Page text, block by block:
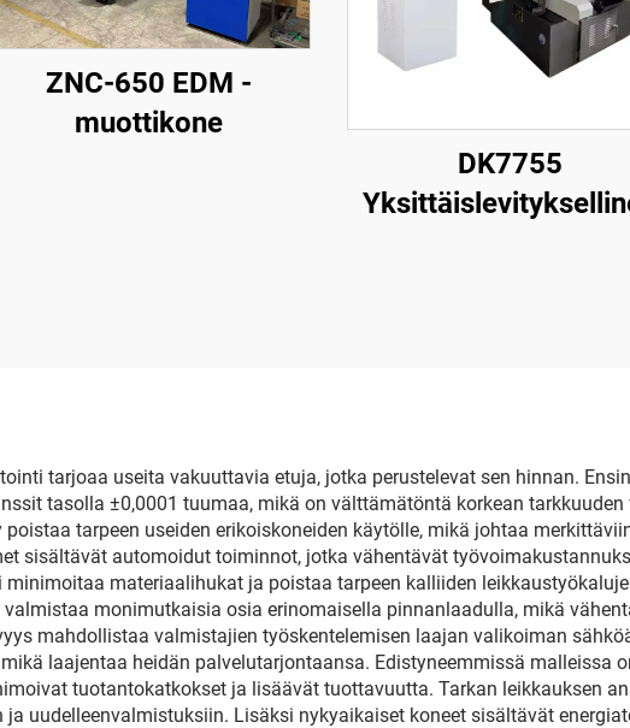
ZNC-650 EDM -
muottikone
DK7755
tarjoaa useita vakuuttavia etuja, jotka perustelevat sen hinnan.
tasolla ±0,0001 tuumaa, mikä on välttämätöntä korkean
tarpeen useiden erikoiskoneiden käytölle, mikä johtaa
sisältävät automoidut toiminnot, jotka vähentävät
materiaalihukat ja poistaa tarpeen kalliiden
monimutkaisia osia erinomaisella pinnanlaadulla, mikä
mahdollistaa valmistajien työskentelemisen laajan valikoiman
laajentaa heidän palvelutarjontaansa. Edistyneemmissä malleissa
tuotantokatkokset ja lisäävät tuottavuutta. Tarkan leikkauksen
uudelleenvalmistuksiin. Lisäksi nykyaikaiset koneet sisältävät